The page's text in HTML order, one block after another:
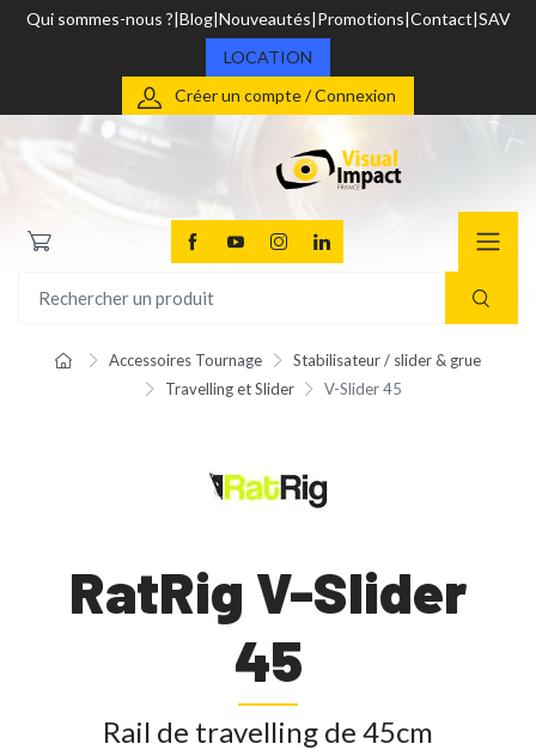
Qui sommes-nous ? Blog Nouveautés Promotions Contact SAV
LOCATION
Créer un compte / Connexion
Accessoires Tournage
Stabilisateur / slider & grue
Travelling et Slider
V-Slider 45
RatRig V-Slider
45
Rail de travelling de 45cm